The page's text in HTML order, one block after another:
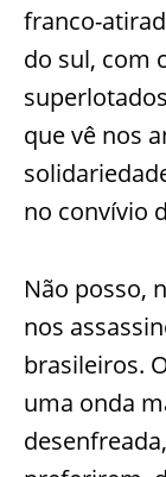
franco-
do sul, com
que vê nos
no convívio
Não posso,
nos
brasileiros.
uma onda